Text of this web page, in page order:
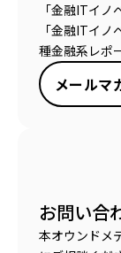
「金融ITイノ
「金融ITイ
種金融系レポ
メールマ
お問い合
本オウンドメ